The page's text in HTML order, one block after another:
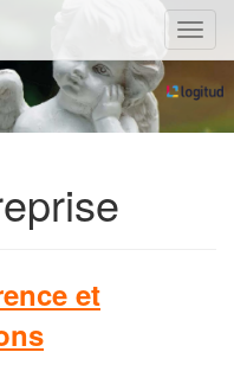
et